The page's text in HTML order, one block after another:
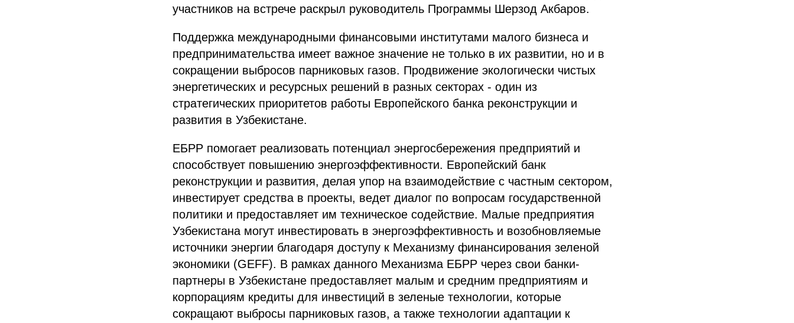
участников на встрече раскрыл руководитель Программы Шерзод Акбаров.
Поддержка международными финансовыми институтами малого бизнеса и
предпринимательства имеет важное значение не только в их развитии, но и в
сокращении выбросов парниковых газов. Продвижение экологически чистых
энергетических и ресурсных решений в разных секторах - один из
стратегических приоритетов работы Европейского банка реконструкции и
развития в Узбекистане.
ЕБРР помогает реализовать потенциал энергосбережения предприятий и
способствует повышению энергоэффективности. Европейский банк
реконструкции и развития, делая упор на взаимодействие с частным сектором,
инвестирует средства в проекты, ведет диалог по вопросам государственной
политики и предоставляет им техническое содействие. Малые предприятия
Узбекистана могут инвестировать в энергоэффективность и возобновляемые
источники энергии благодаря доступу к Механизму финансирования зеленой
экономики (GEFF). В рамках данного Механизма ЕБРР через свои банки-
партнеры в Узбекистане предоставляет малым и средним предприятиям и
корпорациям кредиты для инвестиций в зеленые технологии, которые
сокращают выбросы парниковых газов, а также технологии адаптации к